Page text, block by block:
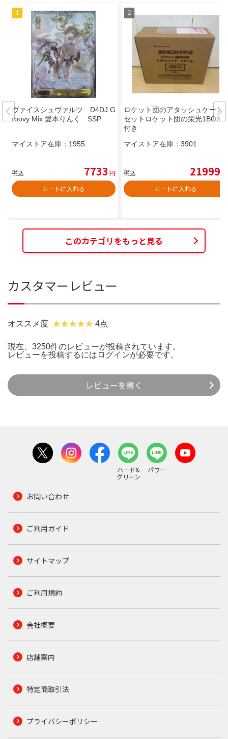
ヴァイスシュヴァルツ D4DJ G
roovy Mix 愛本りんく SSP
マイストア在庫： 1955
税込 7733 円
カートに入れる
ロケット団のアタッシュケース
セットロケット団の栄光1BOX
付き
マイストア在庫： 3901
税込 21999
カートに入れる
このカテゴリをもっと見る
カスタマーレビュー
オススメ度 4点
現在、3250件のレビューが投稿されています。
レビューを投稿するには ログインが必要です。
レビューを書く
ハード&
グリーン
パワー
お問い合わせ
ご利用ガイド
サイトマップ
ご利用規約
会社概要
店舗案内
特定商取引法
プライバシーポリシー